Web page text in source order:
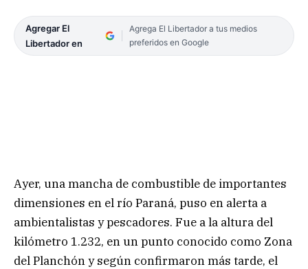
Agregar El
Libertador en
Agrega El Libertador a tus medios
preferidos en Google
Ayer, una mancha de combustible de importantes
dimensiones en el río Paraná, puso en alerta a
ambientalistas y pescadores. Fue a la altura del
kilómetro 1.232, en un punto conocido como Zona
del Planchón y según confirmaron más tarde, el